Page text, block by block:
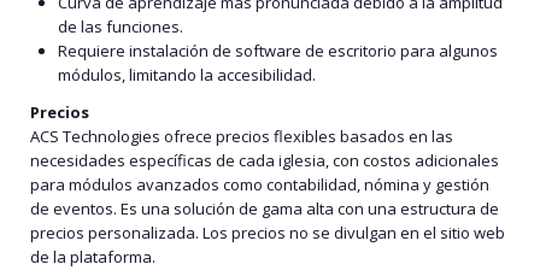
de las funciones.
Requiere instalación de software de escritorio para algunos
módulos, limitando la accesibilidad.
Precios
ACS Technologies ofrece precios flexibles basados en las
necesidades específicas de cada iglesia, con costos adicionales
para módulos avanzados como contabilidad, nómina y gestión
de eventos. Es una solución de gama alta con una estructura de
precios personalizada. Los precios no se divulgan en el sitio web
de la plataforma.